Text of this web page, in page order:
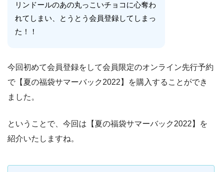
リンドールのあの丸っこいチョコに心奪わ
れてしまい、とうとう会員登録してしまっ
た！！
今回初めて会員登録をして会員限定のオンライン先行予約
で【夏の福袋サマーバック2022】を購入することができ
ました。
ということで、今回は【夏の福袋サマーバック2022】を
紹介いたしますね。